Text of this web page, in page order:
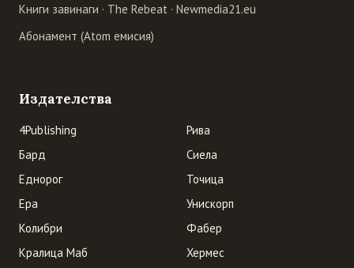
Книги завинаги · The Rebeat · Newmedia21.eu
Абонамент (Atom емисия)
Издателства
4Publishing
Бард
Еднорог
Ера
Колибри
Кралица Маб
Рива
Сиела
Точица
Унискорп
Фабер
Хермес